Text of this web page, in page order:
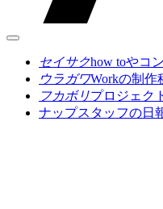
セイサクhow toやコ
ウラガワWorkの制作
フカボリプロジェク
ナップスタッフの日